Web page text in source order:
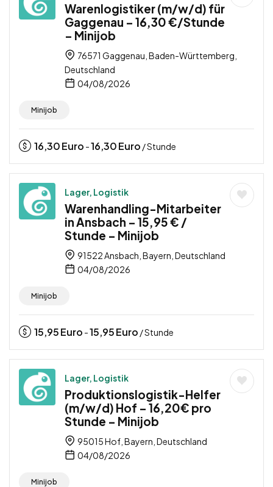
Warenlogistiker (m/w/d) für
Gaggenau – 16,30 €/Stunde
– Minijob
76571 Gaggenau, Baden-Württemberg,
Deutschland
04/08/2026
Minijob
16,30Euro -16,30Euro / Stunde
Lager, Logistik
Warenhandling-Mitarbeiter
in Ansbach – 15,95 € /
Stunde – Minijob
91522 Ansbach, Bayern, Deutschland
04/08/2026
Minijob
15,95Euro -15,95Euro / Stunde
Lager, Logistik
Produktionslogistik-Helfer
(m/w/d) Hof – 16,20€ pro
Stunde – Minijob
95015 Hof, Bayern, Deutschland
04/08/2026
Minijob